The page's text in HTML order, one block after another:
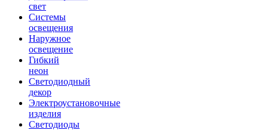
свет
Системы
освещения
Наружное
освещение
Гибкий
неон
Светодиодный
декор
Электроустановочные
изделия
Светодиоды